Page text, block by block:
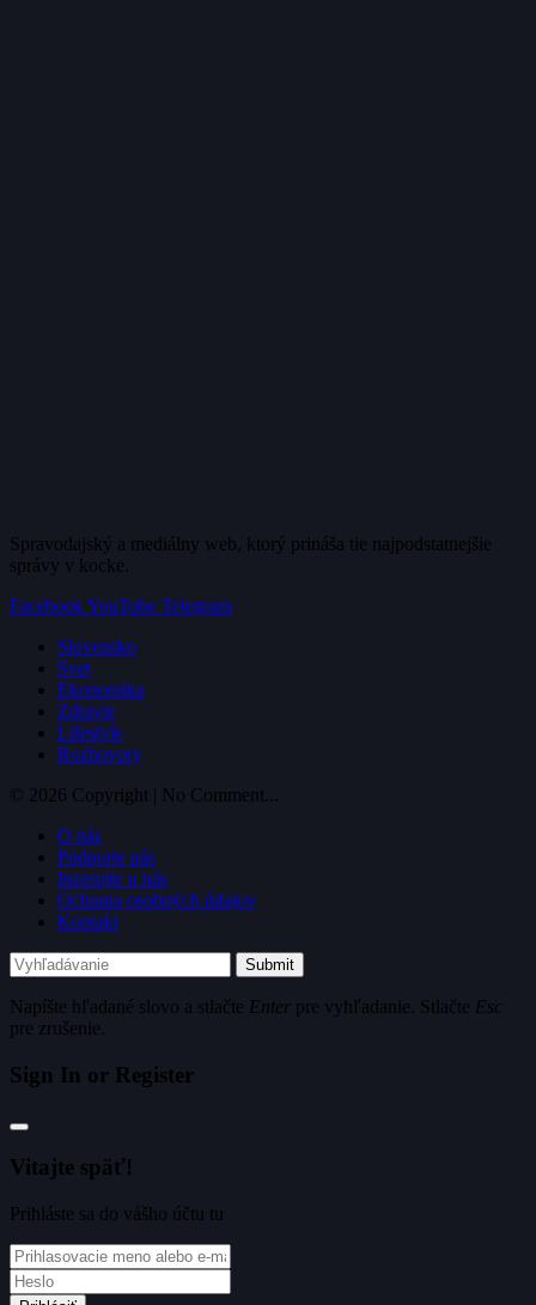
Spravodajský a mediálny web, ktorý prináša tie najpodstatnejšie
správy v kocke.
FacebookYouTube Telegram
Slovensko
Svet
Ekonomika
Zdravie
Lifestyle
Rozhovory
© 2026 Copyright | No Comment...
O nás
Podporte nás
Inzerujte u nás
Ochrana osobných údajov
Kontakt
Submit
Napíšte hľadané slovo a stlačte Enter pre vyhľadanie. Stlačte Esc
pre zrušenie.
Sign In or Register
Vitajte späť!
Prihláste sa do vášho účtu tu